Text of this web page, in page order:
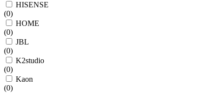
HISENSE
(0)
HOME
(0)
JBL
(0)
K2studio
(0)
Kaon
(0)